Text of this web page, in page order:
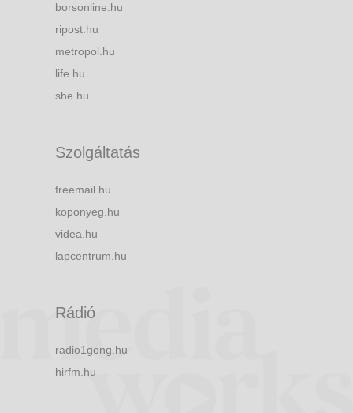
borsonline.hu
ripost.hu
metropol.hu
life.hu
she.hu
Szolgáltatás
freemail.hu
koponyeg.hu
videa.hu
lapcentrum.hu
Rádió
radio1gong.hu
hirfm.hu